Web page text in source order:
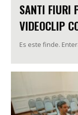
SANTI FIURI
VIDEOCLIP
Es este finde.